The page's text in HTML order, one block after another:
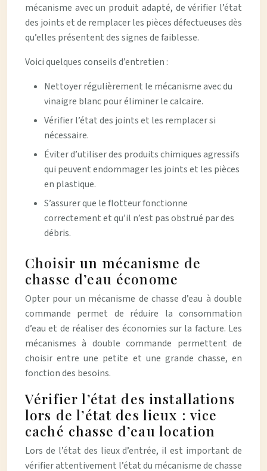
mécanisme avec un produit adapté, de vérifier l’état
des joints et de remplacer les pièces défectueuses dès
qu’elles présentent des signes de faiblesse.
Voici quelques conseils d’entretien :
Nettoyer régulièrement le mécanisme avec du
vinaigre blanc pour éliminer le calcaire.
Vérifier l’état des joints et les remplacer si
nécessaire.
Éviter d’utiliser des produits chimiques agressifs
qui peuvent endommager les joints et les pièces
en plastique.
S’assurer que le flotteur fonctionne
correctement et qu’il n’est pas obstrué par des
débris.
Choisir un mécanisme de
chasse d’eau économe
Opter pour un mécanisme de chasse d’eau à double
commande permet de réduire la consommation
d’eau et de réaliser des économies sur la facture. Les
mécanismes à double commande permettent de
choisir entre une petite et une grande chasse, en
fonction des besoins.
Vérifier l’état des installations
lors de l’état des lieux : vice
caché chasse d’eau location
Lors de l’état des lieux d’entrée, il est important de
vérifier attentivement l’état du mécanisme de chasse